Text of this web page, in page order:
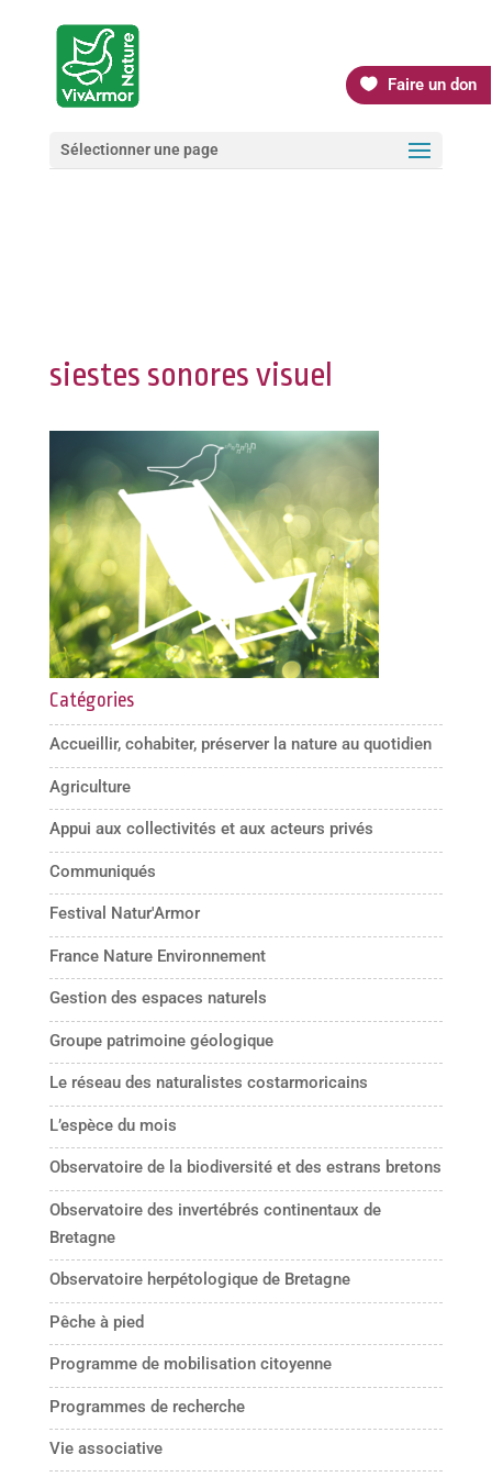
Faire un don
Sélectionner une page
siestes sonores visuel
Catégories
Accueillir, cohabiter, préserver la nature au quotidien
Agriculture
Appui aux collectivités et aux acteurs privés
Communiqués
Festival Natur'Armor
France Nature Environnement
Gestion des espaces naturels
Groupe patrimoine géologique
Le réseau des naturalistes costarmoricains
L’espèce du mois
Observatoire de la biodiversité et des estrans bretons
Observatoire des invertébrés continentaux de
Bretagne
Observatoire herpétologique de Bretagne
Pêche à pied
Programme de mobilisation citoyenne
Programmes de recherche
Vie associative